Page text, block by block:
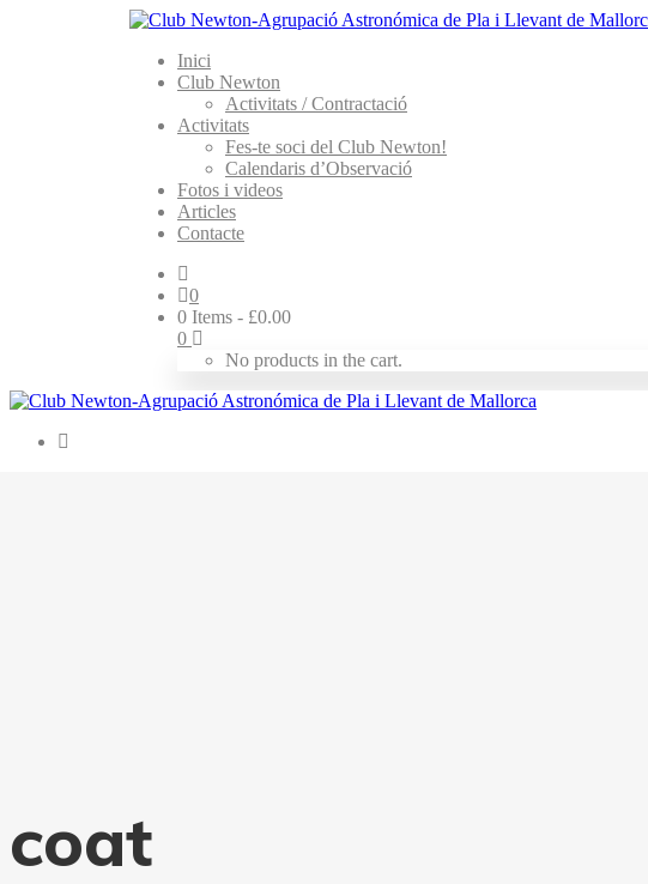
Inici
Club Newton
Activitats / Contractació
Activitats
Fes-te soci del Club Newton!
Calendaris d’Observació
Fotos i videos
Articles
Contacte
0
0 Items - £0.00
0
No products in the cart.
coat